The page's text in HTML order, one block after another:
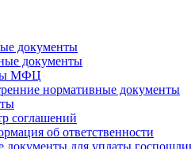
документы
документы
МФЦ
нормативные документы
соглашений
об ответственности